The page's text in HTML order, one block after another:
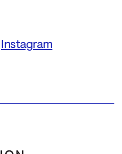
Instagram